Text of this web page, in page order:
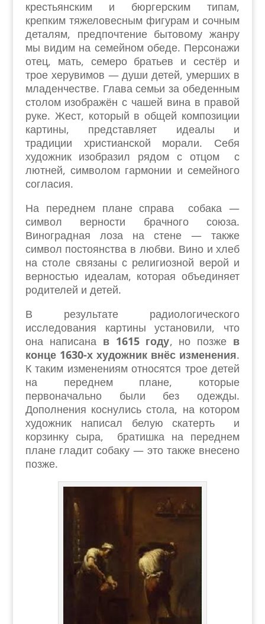
крестьянским и бюргерским типам,
крепким тяжеловесным фигурам и сочным
деталям, предпочтение бытовому жанру
мы видим на семейном обеде. Персонажи
отец, мать, семеро братьев и сестёр и
трое херувимов — души детей, умерших в
младенчестве. Глава семьи за обеденным
столом изображён с чашей вина в правой
руке. Жест, который в общей композиции
картины, представляет идеалы и
традиции христианской морали. Себя
художник изобразил рядом с отцом с
лютней, символом гармонии и семейного
согласия.
На переднем плане справа собака —
символ верности брачного союза.
Виноградная лоза на стене — также
символ постоянства в любви. Вино и хлеб
на столе связаны с религиозной верой и
верностью идеалам, которая объединяет
родителей и детей.
В результате радиологического
исследования картины установили, что
она написана в 1615 году, но позже в
конце 1630-х художник внёс изменения.
К таким изменениям относятся трое детей
на переднем плане, которые
первоначально были без одежды.
Дополнения коснулись стола, на котором
художник написал белую скатерть и
корзинку сыра, братишка на переднем
плане гладит собаку — это также внесено
позже.